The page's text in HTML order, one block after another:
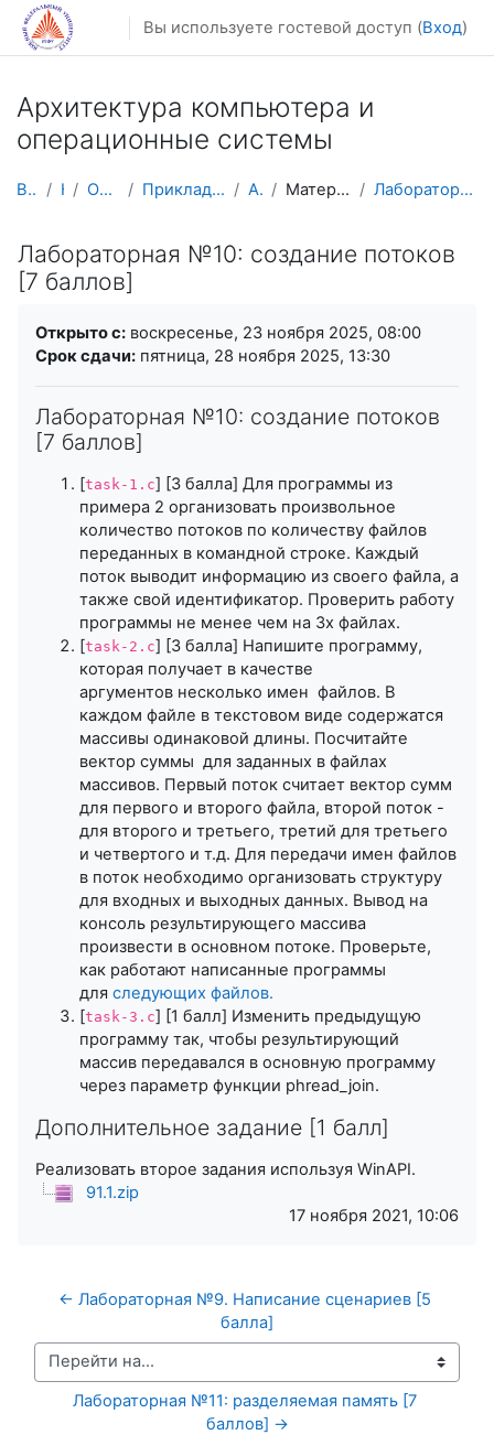
Перейти к основному содержанию
Вы используете гостевой доступ (Вход)
Архитектура компьютера и
операционные системы
В начало Курсы Осенний семестр Прикладная математика и информатика AM CA&OS Материалы лабораторных работ Лабораторная №10: создание потоков [7 баллов]
Лабораторная №10: создание потоков
[7 баллов]
Открыто с: воскресенье, 23 ноября 2025, 08:00
Срок сдачи: пятница, 28 ноября 2025, 13:30
Лабораторная №10: создание потоков
[7 баллов]
[task-1.c] [3 балла] Для программы из
примера 2 организовать произвольное
количество потоков по количеству файлов
переданных в командной строке. Каждый
поток выводит информацию из своего файла, а
также свой идентификатор. Проверить работу
программы не менее чем на 3х файлах.
[task-2.c] [3 балла] Напишите программу,
которая получает в качестве
аргументов несколько имен файлов. В
каждом файле в текстовом виде содержатся
массивы одинаковой длины. Посчитайте
вектор суммы для заданных в файлах
массивов. Первый поток считает вектор сумм
для первого и второго файла, второй поток -
для второго и третьего, третий для третьего
и четвертого и т.д. Для передачи имен файлов
в поток необходимо организовать структуру
для входных и выходных данных. Вывод на
консоль результирующего массива
произвести в основном потоке. Проверьте,
как работают написанные программы
для следующих файлов.
[task-3.c] [1 балл] Изменить предыдущую
программу так, чтобы результирующий
массив передавался в основную программу
через параметр функции phread_join.
Дополнительное задание [1 балл]
Реализовать второе задания используя WinAPI.
91.1.zip
17 ноября 2021, 10:06
← Лабораторная №9. Написание сценариев [5
балла]
Перейти на...
Лабораторная №11: разделяемая память [7
баллов] →